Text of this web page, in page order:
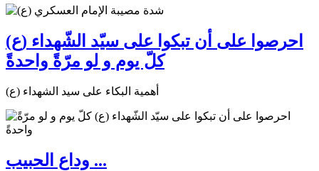
احرصوا على أن تبكوا على سيّد الشّهداء (ع)
كلّ يوم و لو مرّةً واحدةً
أهمية البكاء على سيد الشهداء (ع)
وداع الحبيب ...